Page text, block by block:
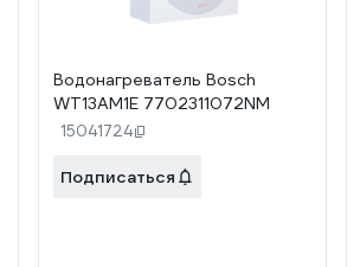
Водонагреватель Bosch
WT13AM1E 7702311072NM
15041724
Подписаться